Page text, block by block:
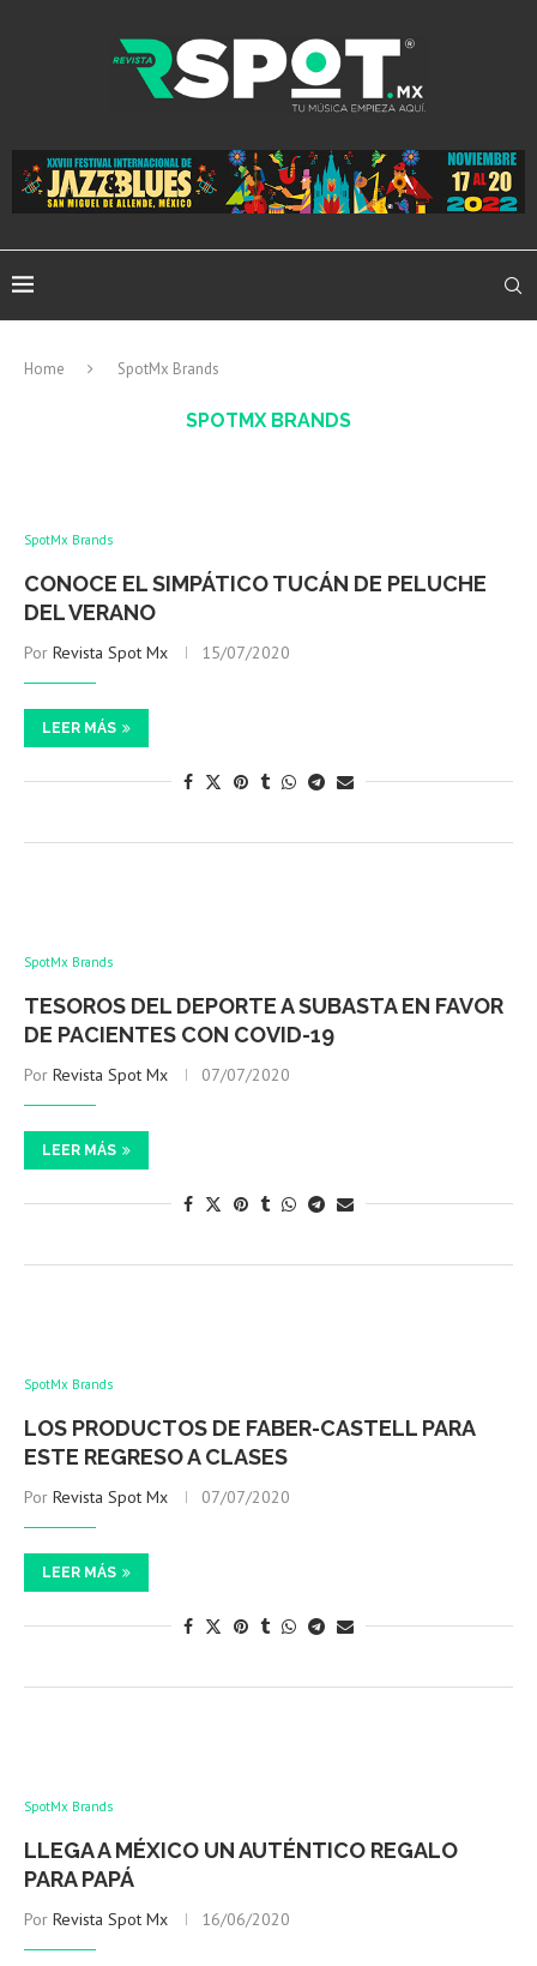
Home SpotMx Brands
SPOTMX BRANDS
SpotMx Brands
CONOCE EL SIMPÁTICO TUCÁN DE PELUCHE
DEL VERANO
Por Revista Spot Mx 15/07/2020
LEER MÁS
SpotMx Brands
TESOROS DEL DEPORTE A SUBASTA EN FAVOR
DE PACIENTES CON COVID-19
Por Revista Spot Mx 07/07/2020
LEER MÁS
SpotMx Brands
LOS PRODUCTOS DE FABER-CASTELL PARA
ESTE REGRESO A CLASES
Por Revista Spot Mx 07/07/2020
LEER MÁS
SpotMx Brands
LLEGA A MÉXICO UN AUTÉNTICO REGALO
PARA PAPÁ
Por Revista Spot Mx 16/06/2020